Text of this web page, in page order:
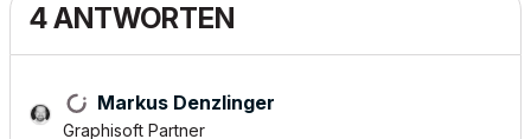
4 ANTWORTEN
Markus Denzlinger
Graphisoft Partner